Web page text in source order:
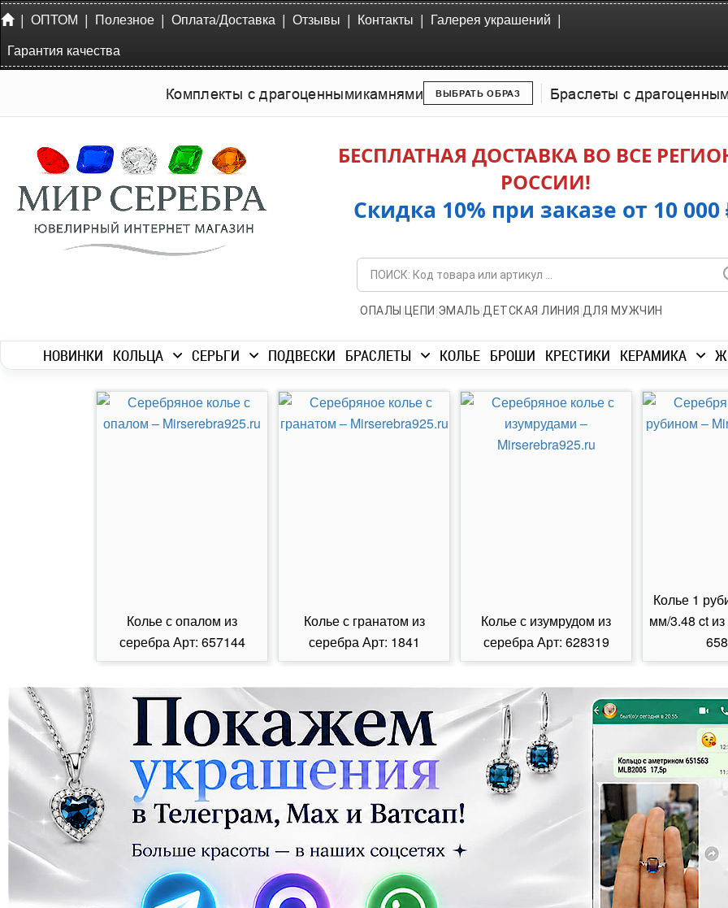
| ОПТОМ | Полезное | Оплата/Доставка | Отзывы | Контакты | Галерея украшений |
Гарантия качества
Комплекты с драгоценнымикамнями ВЫБРАТЬ ОБРАЗ Браслеты с
БЕСПЛАТНАЯ ДОСТАВКА ВО ВСЕ
РОССИИ!
Скидка 10% при заказе от 10 000
ОПАЛЫ | ЦЕПИ |ЭМАЛЬ|ДЕТСКАЯ ЛИНИЯ |ДЛЯ МУЖЧИН
НОВИНКИ КОЛЬЦА СЕРЬГИ ПОДВЕСКИ БРАСЛЕТЫ КОЛЬЕ БРОШИ КРЕСТИКИ КЕРАМИКА
Колье с опалом из
серебра Арт: 657144
Колье с гранатом из
серебра Арт: 1841
Колье с изумрудом из
серебра Арт: 628319
Колье 1
мм/3.48 ct